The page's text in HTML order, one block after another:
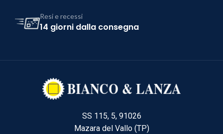
Resi e recessi
14 giorni dalla consegna
SS 115, 5, 91026
Mazara del Vallo (TP)